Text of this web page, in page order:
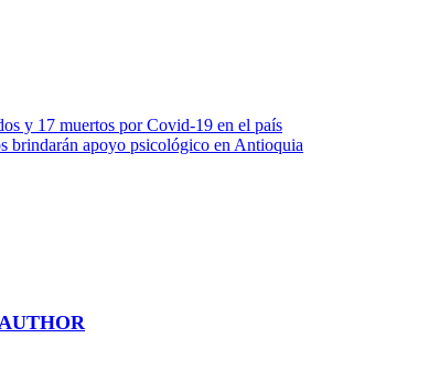
y 17 muertos por Covid-19 en el país
brindarán apoyo psicológico en Antioquia